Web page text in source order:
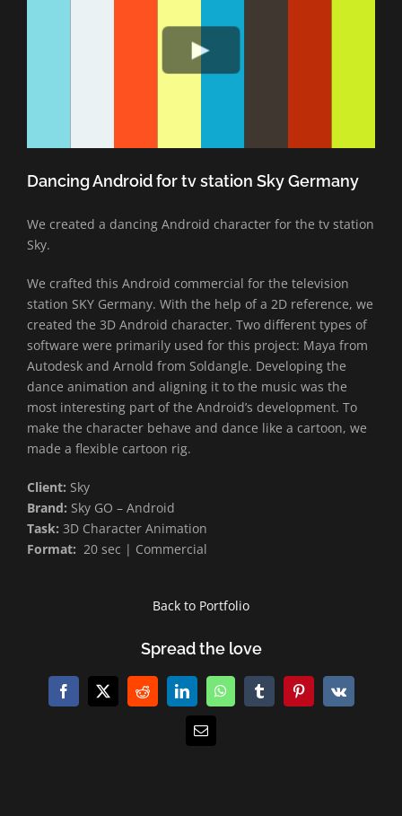
Dancing Android for tv station Sky Germany
We created a dancing Android character for the tv station
Sky.
We crafted this Android commercial for the television
station SKY Germany. With the help of a 2D reference, we
created the 3D Android character. Two different types of
software were primarily used for this project: Maya from
Autodesk and Arnold from Soldangle. Developing the
dance animation and aligning it to the music was the
most interesting part of the Android’s development. To
make the character behave and dance like a cartoon, we
made a flexible cartoon rig.
Client: Sky
Brand: Sky GO – Android
Task: 3D Character Animation
Format: 20 sec | Commercial
Back to Portfolio
Spread the love
Facebook
X RedditLinkedInWhatsAppTumblrPinterest
Vk
E-